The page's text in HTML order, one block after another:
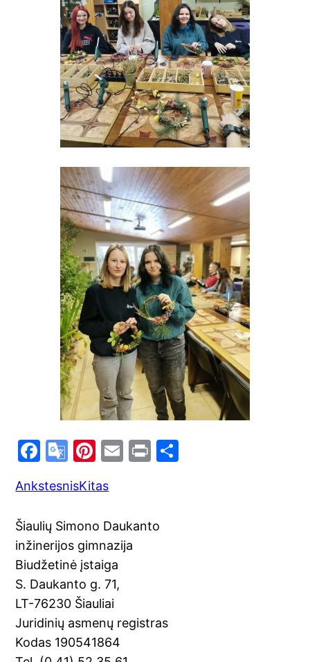
F
c
e
b
o
o
k
G
o
gl
e
Tr
a
n
sl
at
Pi
er
e
st
E
l
Pr
AnkstesnisKitas
Šiaulių Simono Daukanto
inžinerijos gimnazija
Biudžetinė įstaiga
S. Daukanto g. 71,
LT-76230 Šiauliai
Juridinių asmenų registras
Kodas 190541864